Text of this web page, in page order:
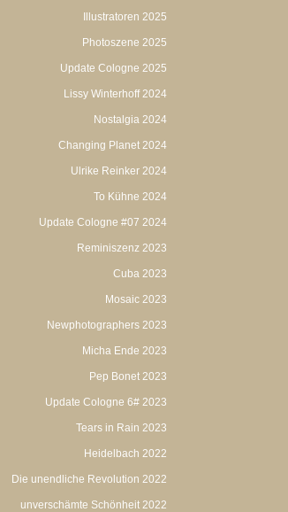
Illustratoren 2025
Photoszene 2025
Update Cologne 2025
Lissy Winterhoff 2024
Nostalgia 2024
Changing Planet 2024
Ulrike Reinker 2024
To Kühne 2024
Update Cologne #07 2024
Reminiszenz 2023
Cuba 2023
Mosaic 2023
Newphotographers 2023
Micha Ende 2023
Pep Bonet 2023
Update Cologne 6# 2023
Tears in Rain 2023
Heidelbach 2022
Die unendliche Revolution 2022
unverschämte Schönheit 2022